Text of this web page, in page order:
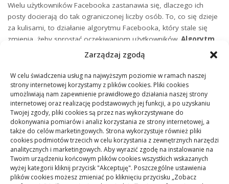
Zarządzaj zgodą
W celu świadczenia usług na najwyższym poziomie w ramach naszej
strony internetowej korzystamy z plików cookies. Pliki cookies
umożliwiają nam zapewnienie prawidłowego działania naszej strony
internetowej oraz realizację podstawowych jej funkcji, a po uzyskaniu
Twojej zgody, pliki cookies są przez nas wykorzystywane do
dokonywania pomiarów i analiz korzystania ze strony internetowej, a
także do celów marketingowych. Strona wykorzystuje również pliki
cookies podmiotów trzecich w celu korzystania z zewnętrznych narzędzi
analitycznych i marketingowych. Aby wyrazić zgodę na instalowanie na
Twoim urządzeniu końcowym plików cookies wszystkich wskazanych
wyżej kategorii kliknij przycisk "Akceptuję". Poszczególne ustawienia
plików cookies możesz zmieniać po kliknięciu przycisku „Zobacz
Wielu użytkowników ⁣Facebooka ‌zastanawia się, dlaczego ich
⁤posty docierają do ⁢tak ograniczonej ⁤liczby osób. To, co się dzieje⁤
za kulisami, to działanie algorytmu​ Facebooka, który⁢ stale się
zmienia,⁤ żeby​ sprostać oczekiwaniom użytkowników. Algorytm
‍ten skupia się na ⁤preferencjach użytkowników, starając⁣ się
podsuwać‍ im treści, które mogłyby być dla nich ‍interesujące. ​Czy
zauważyłeś,‍ że czasem ⁣widzisz⁢ posty o rzeczach,‌ które niedawno
⁣omawiałeś? ⁢To właśnie⁤ moc ‌algorytmu! ‍Ma on‌ na⁤ celu
⁤zatrzymanie nas na ‍platformie jak najdłużej.
Co ciekawe, nie ⁤tylko ilość⁢ polubień czy komentarzy wpływa⁤ na
zasięgi. Algorytm⁤ Facebooka faworyzujeinterakcje, które są
bardziej wartościowe dla społeczności. ‌Na przykład, jeśli⁤ Twoi
⁤znajomi i rodzina aktywnie ⁢dyskutują⁢ pod⁣ Twoimi postami,​
Facebook uznaje ⁣to za wartościowe i pokazuje taki post większej‍
liczbie osób. Ciekawostką ​jest, ⁤że posty z⁢ emotikonami często